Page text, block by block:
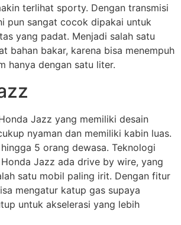
terlihat sporty. Dengan transmisi
pun sangat cocok dipakai untuk
yang padat. Menjadi salah satu
bahan bakar, karena bisa menempuh
hanya dengan satu liter.
Jazz yang memiliki desain
nyaman dan memiliki kabin luas.
5 orang dewasa. Teknologi
Jazz ada drive by wire, yang
satu mobil paling irit. Dengan fitur
mengatur katup gas supaya
untuk akselerasi yang lebih